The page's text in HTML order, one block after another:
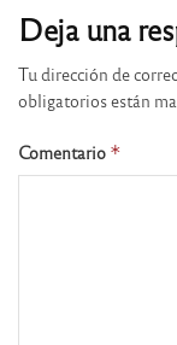
Deja una
Tu dirección de
obligatorios están
Comentario *